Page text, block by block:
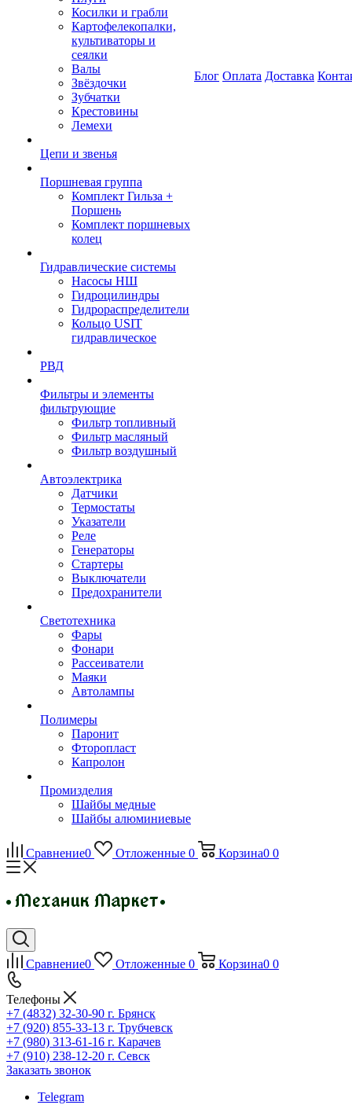
Косилки и грабли
Картофелекопалки,
культиваторы и
сеялки
Валы
Звёздочки
Зубчатки
Крестовины
Лемехи
Цепи и звенья
Поршневая группа
Комплект Гильза +
Поршень
Комплект поршневых
колец
Гидравлические системы
Насосы НШ
Гидроцилиндры
Гидрораспределители
Кольцо USIT
гидравлическое
РВД
Фильтры и элементы
фильтрующие
Фильтр топливный
Фильтр масляный
Фильтр воздушный
Автоэлектрика
Датчики
Термостаты
Указатели
Реле
Генераторы
Стартеры
Выключатели
Предохранители
Светотехника
Фары
Фонари
Рассеиватели
Маяки
Автолампы
Полимеры
Паронит
Фторопласт
Капролон
Промизделия
Шайбы медные
Шайбы алюминиевые
Блог Оплата Доставка
Сравнение0 Отложенные 0 Корзина0 0
Сравнение0 Отложенные 0 Корзина0 0
Телефоны
+7 (4832) 32-30-90 г. Брянск
+7 (920) 855-33-13 г. Трубчевск
+7 (980) 313-61-16 г. Карачев
+7 (910) 238-12-20 г. Севск
Заказать звонок
Telegram